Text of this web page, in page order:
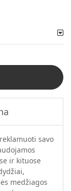
savo
ir kituose
medžiagos